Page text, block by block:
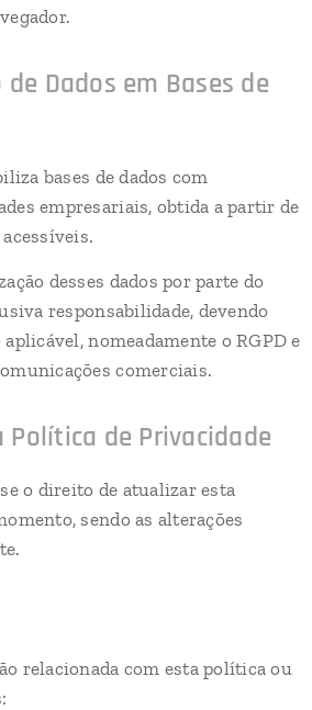
Dados em Bases de
bases de dados com
empresariais, obtida a partir de
desses dados por parte do
responsabilidade, devendo
nomeadamente o RGPD e
comerciais.
Política de Privacidade
o direito de atualizar esta
sendo as alterações
relacionada com esta política ou